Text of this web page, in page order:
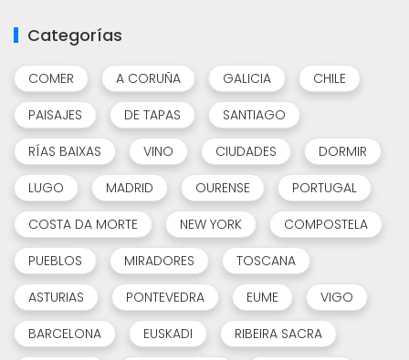
Categorías
COMER A CORUÑA GALICIA
CHILE
PAISAJES
DE TAPAS
SANTIAGO
RÍAS BAIXAS
VINO CIUDADES
DORMIR
LUGO
MADRID OURENSE
PORTUGAL
COSTA DA MORTE
NEW YORK
COMPOSTELA
PUEBLOS
MIRADORES
TOSCANA
ASTURIAS
PONTEVEDRA EUME
VIGO
BARCELONA
EUSKADI
RIBEIRA SACRA